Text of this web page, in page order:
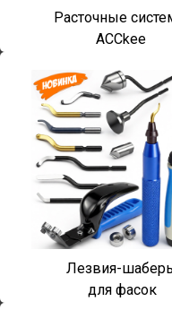
Расточные
ACCkee
Лезвия-
для фасок